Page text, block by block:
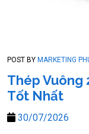
POST BY MARKETING
Thép Vuông
Tốt Nhất
30/07/2026